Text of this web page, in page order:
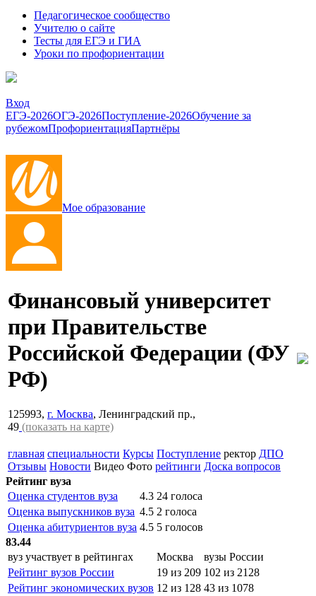
Педагогическое сообщество
Учителю о сайте
Тесты для ЕГЭ и ГИА
Уроки по профориентации
Вход
ЕГЭ-2026ОГЭ-2026Поступление-2026Обучение за
рубежомПрофориентацияПартнёры
Мое образование
Финансовый университет
при Правительстве
Российской Федерации (ФУ
РФ)
125993, г. Москва, Ленинградский пр.,
49 (показать на карте)
главная специальности Курсы Поступление ректор ДПО
Отзывы Новости Видео Фото рейтинги Доска вопросов
Рейтинг вуза
Оценка студентов вуза
4.3 24 голоса
Оценка выпускников вуза 4.5 2 голоса
Оценка абитуриентов вуза 4.5 5 голосов
83.44
вуз участвует в рейтингах
Москва
вузы России
Рейтинг вузов России
19 из 209 102 из 2128
Рейтинг экономических вузов 12 из 128 43 из 1078